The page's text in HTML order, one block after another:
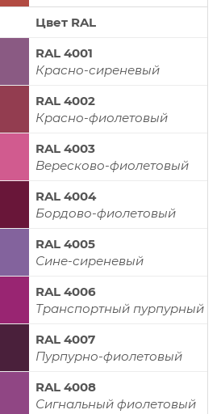
Цвет RAL
RAL 4001
Красно-сиреневый
RAL 4002
Красно-фиолетовый
RAL 4003
Вересково-фиолетовый
RAL 4004
Бордово-фиолетовый
RAL 4005
Сине-сиреневый
RAL 4006
Транспортный пурпурный
RAL 4007
Пурпурно-фиолетовый
RAL 4008
Сигнальный фиолетовый